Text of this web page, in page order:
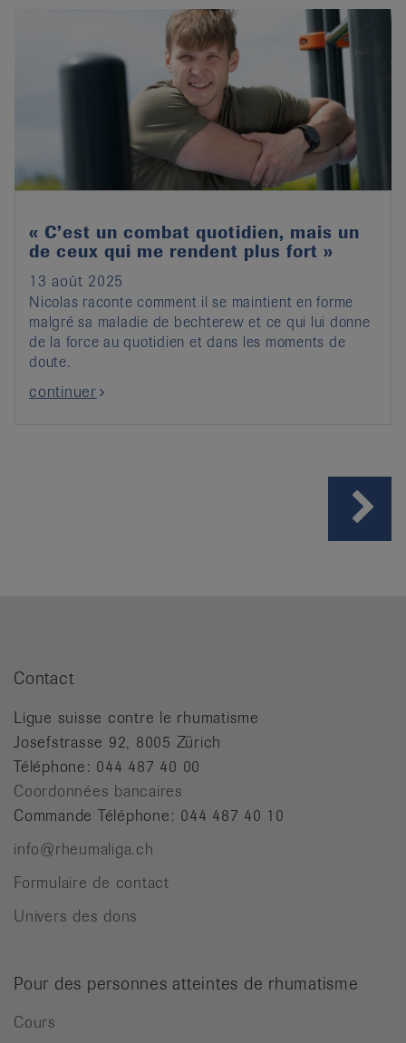
« C’est un combat quotidien, mais un
de ceux qui me rendent plus fort »
13 août 2025
Nicolas raconte comment il se maintient en forme
malgré sa maladie de bechterew et ce qui lui donne
de la force au quotidien et dans les moments de
doute.
continuer
Contact
Ligue suisse contre le rhumatisme
Josefstrasse 92, 8005 Zürich
Téléphone: 044 487 40 00
Coordonnées bancaires
Commande Téléphone: 044 487 40 10
info@rheumaliga.ch
Formulaire de contact
Univers des dons
Pour des personnes atteintes de rhumatisme
Cours